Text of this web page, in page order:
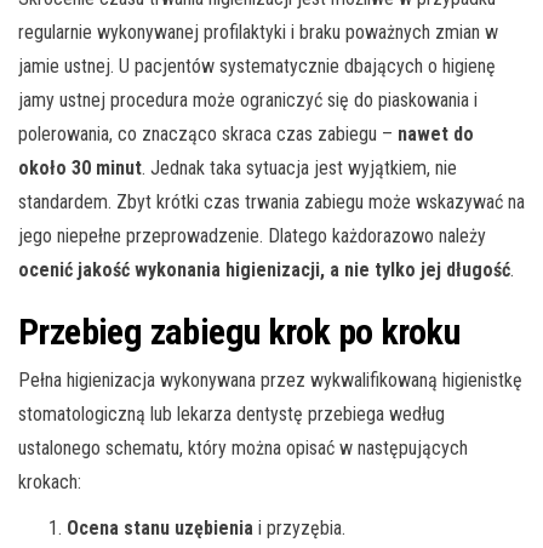
regularnie wykonywanej profilaktyki i braku poważnych zmian w
jamie ustnej. U pacjentów systematycznie dbających o higienę
jamy ustnej procedura może ograniczyć się do piaskowania i
polerowania, co znacząco skraca czas zabiegu – nawet do
około 30 minut. Jednak taka sytuacja jest wyjątkiem, nie
standardem. Zbyt krótki czas trwania zabiegu może wskazywać na
jego niepełne przeprowadzenie. Dlatego każdorazowo należy
ocenić jakość wykonania higienizacji, a nie tylko jej długość.
Przebieg zabiegu krok po kroku
Pełna higienizacja wykonywana przez wykwalifikowaną higienistkę
stomatologiczną lub lekarza dentystę przebiega według
ustalonego schematu, który można opisać w następujących
krokach:
Ocena stanu uzębienia i przyzębia.